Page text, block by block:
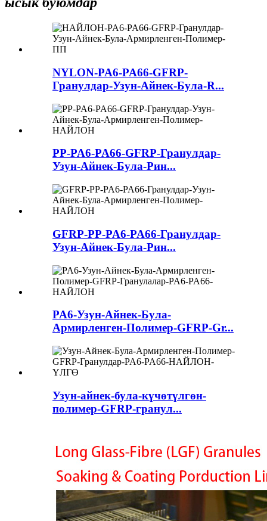
NYLON-PA6-PA66-GFRP-
Гранулдар-Узун-Айнек-Була-R...
PP-PA6-PA66-GFRP-Гранулдар-
Узун-Айнек-Була-Рин...
GFRP-PP-PA6-PA66-Гранулдар-
Узун-Айнек-Була-Рин...
PA6-Узун-Айнек-Була-
Армирленген-Полимер-GFRP-Gr...
Узун-айнек-була-күчөтүлгөн-
полимер-GFRP-гранул...